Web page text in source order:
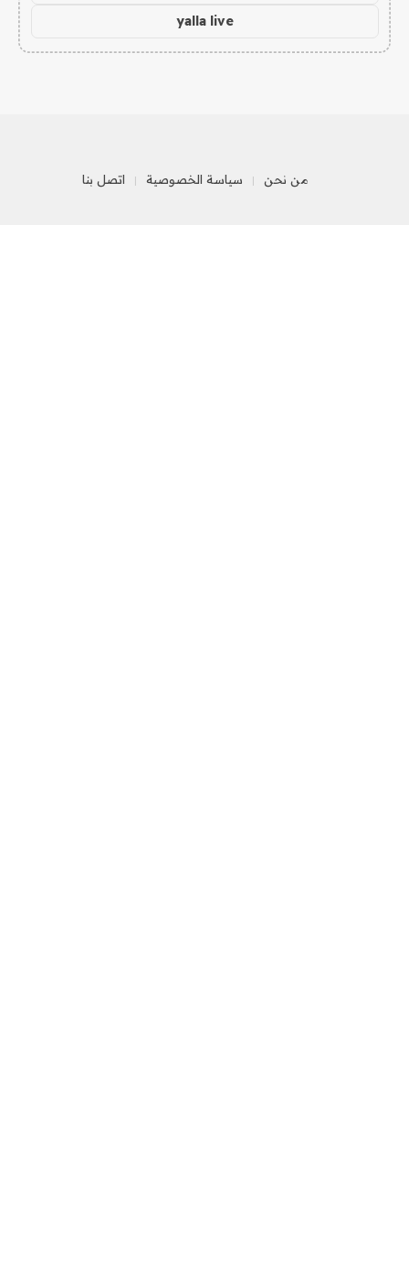
yalla live
من نحن سياسة الخصوصية اتصل بنا